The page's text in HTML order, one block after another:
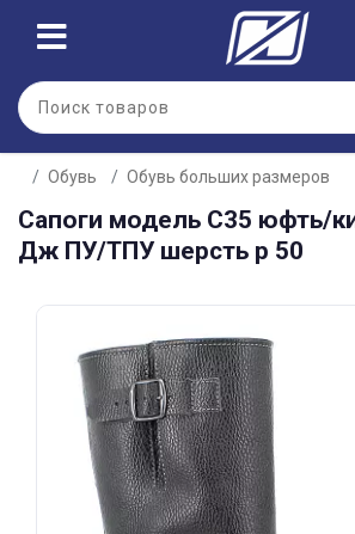
Обувь Обувь больших размеров
Сапоги модель С35 юфть/
Дж ПУ/ТПУ шерсть р 50
Для клиентов всех банков
Разбейте
оплатуна части
без переплат
График платежей
Сегодня